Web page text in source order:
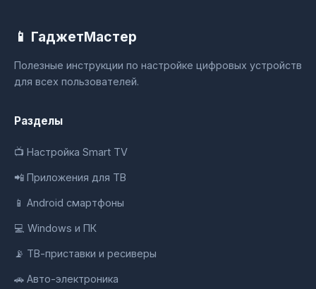
📱 ГаджетМастер
Полезные инструкции по настройке цифровых устройств
для всех пользователей.
Разделы
📺 Настройка Smart TV
📲 Приложения для ТВ
📱 Android смартфоны
💻 Windows и ПК
📡 ТВ-приставки и ресиверы
🚗 Авто-электроника